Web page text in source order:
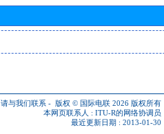
请与我们联系 - 版权 © 国际电联 2026 版权所有
本网页联系人 : ITU-R的网络协调员
最近更新日期 : 2013-01-30